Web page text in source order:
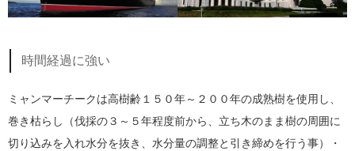
時間経過に強い
ミャンマーチークは高樹齢１５０年～２００年の成熟樹を使用し、
巻き枯らし（伐採の３～５年程度前から、立ち木のまま樹の周囲に
切り込みを入れ水分を抜き、水分量の調整と引き締めを行う事）・